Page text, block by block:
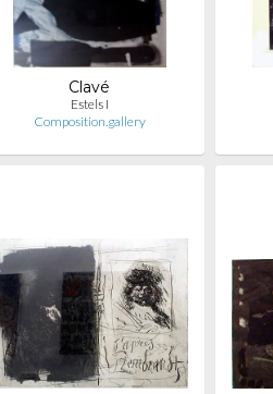
Clavé
Estels I
Composition.gallery